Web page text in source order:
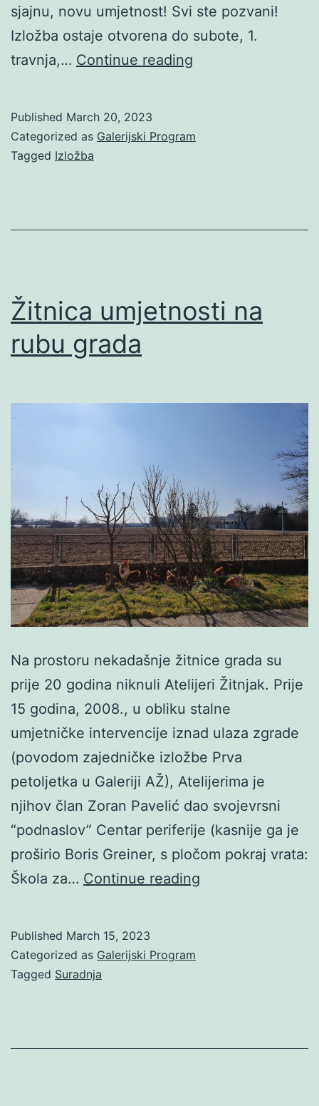
sjajnu, novu umjetnost! Svi ste pozvani!
Izložba ostaje otvorena do subote, 1.
travnja,… Continue reading
Published March 20, 2023
Categorized as Galerijski Program
Tagged Izložba
Žitnica umjetnosti na
rubu grada
Na prostoru nekadašnje žitnice grada su
prije 20 godina niknuli Atelijeri Žitnjak. Prije
15 godina, 2008., u obliku stalne
umjetničke intervencije iznad ulaza zgrade
(povodom zajedničke izložbe Prva
petoljetka u Galeriji AŽ), Atelijerima je
njihov član Zoran Pavelić dao svojevrsni
“podnaslov” Centar periferije (kasnije ga je
proširio Boris Greiner, s pločom pokraj vrata:
Škola za… Continue reading
Published March 15, 2023
Categorized as Galerijski Program
Tagged Suradnja